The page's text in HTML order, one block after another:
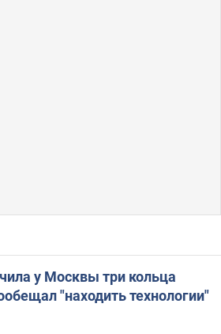
у Москвы три кольца
"находить технологии"